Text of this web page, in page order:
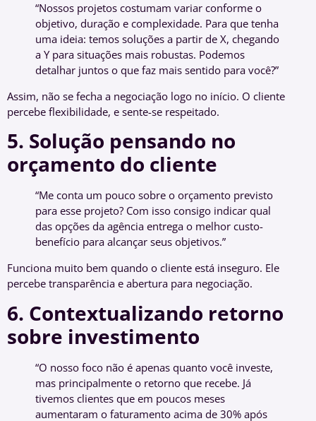
“Nossos projetos costumam variar conforme o
objetivo, duração e complexidade. Para que tenha
uma ideia: temos soluções a partir de X, chegando
a Y para situações mais robustas. Podemos
detalhar juntos o que faz mais sentido para você?”
Assim, não se fecha a negociação logo no início. O cliente
percebe flexibilidade, e sente-se respeitado.
5. Solução pensando no
orçamento do cliente
“Me conta um pouco sobre o orçamento previsto
para esse projeto? Com isso consigo indicar qual
das opções da agência entrega o melhor custo-
benefício para alcançar seus objetivos.”
Funciona muito bem quando o cliente está inseguro. Ele
percebe transparência e abertura para negociação.
6. Contextualizando retorno
sobre investimento
“O nosso foco não é apenas quanto você investe,
mas principalmente o retorno que recebe. Já
tivemos clientes que em poucos meses
aumentaram o faturamento acima de 30% após